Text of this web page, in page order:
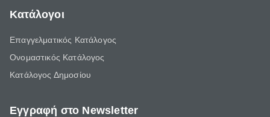
Κατάλογοι
Επαγγελματικός Κατάλογος
Ονομαστικός Κατάλογος
Κατάλογος Δημοσίου
Εγγραφή στο Newsletter